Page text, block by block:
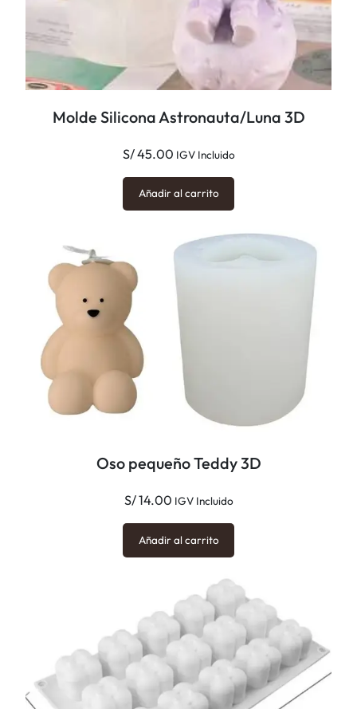
t
i
d
a
Molde Silicona Astronauta/Luna 3D
S/45.00 IGV Incluido
Añadir al carrito
Oso pequeño Teddy 3D
S/14.00 IGV Incluido
Añadir al carrito